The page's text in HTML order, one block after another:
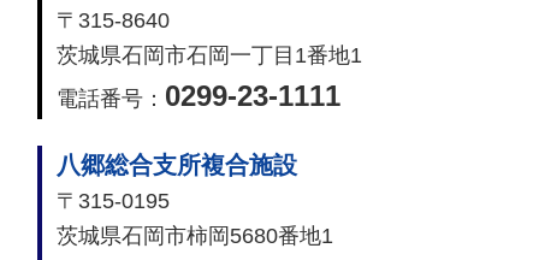
〒315-8640
茨城県石岡市石岡一丁目1番地1
電話番号： 0299-23-1111
八郷総合支所複合施設
〒315-0195
茨城県石岡市柿岡5680番地1